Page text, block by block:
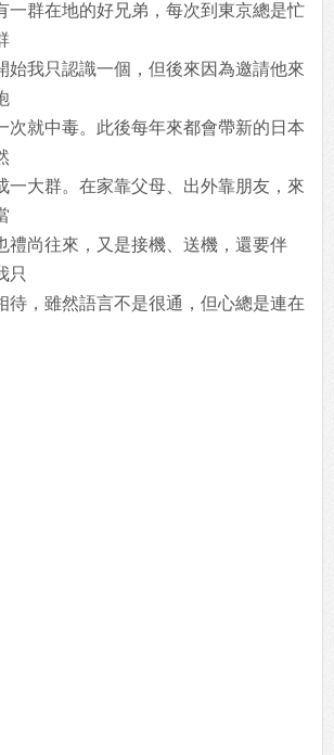
一群在地的好兄弟，每次到東京總是忙
始我只認識一個，但後來因為邀請他來
次就中毒。此後每年來都會帶新的日本
一大群。在家靠父母、出外靠朋友，來
禮尚往來，又是接機、送機，還要伴
只
待，雖然語言不是很通，但心總是連在